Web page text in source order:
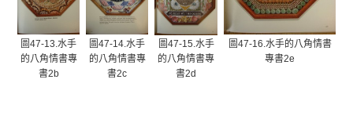
圖47-13.水手
的八角情書專
書2b
圖47-14.水手
的八角情書專
書2c
圖47-15.水手
的八角情書專
書2d
圖47-16.水手的八角情書
專書2e